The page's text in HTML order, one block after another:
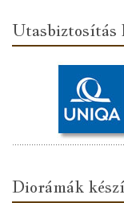
Utasbiztosítás
Diorámák